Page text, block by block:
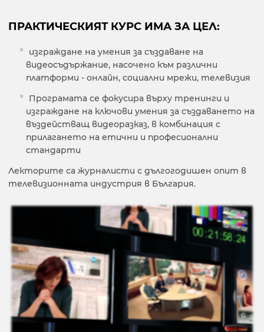
ПРАКТИЧЕСКИЯТ КУРС ИМА ЗА ЦЕЛ:
изграждане на умения за създаване на
видеосъдържание, насочено към различни
платформи - онлайн, социални мрежи, телевизия
Програмата се фокусира върху тренинги и
изграждане на ключови умения за създаването на
въздействащ видеоразказ, в комбинация с
прилагането на етични и професионални
стандарти
Лекторите са журналисти с дългогодишен опит в
телевизионната индустрия в България.